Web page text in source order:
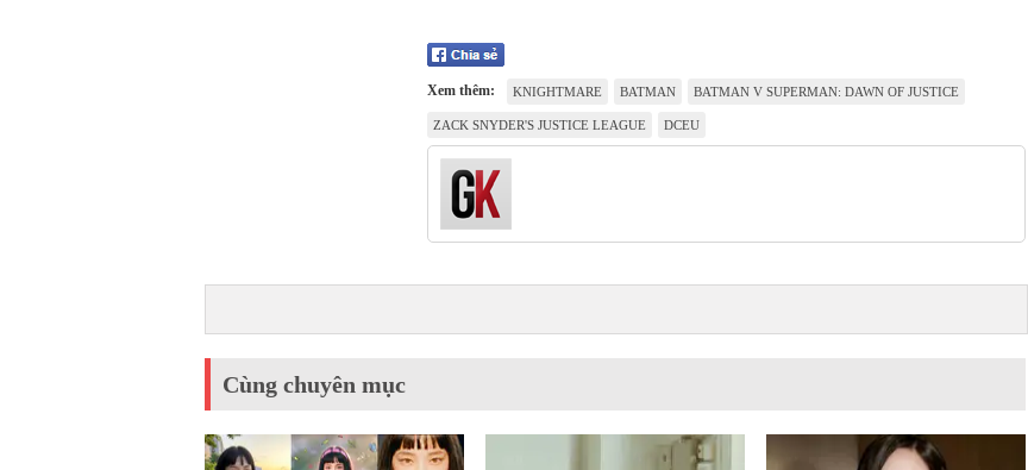
Xem thêm: KNIGHTMARE BATMAN BATMAN V SUPERMAN: DAWN OF JUSTICE
ZACK SNYDER'S JUSTICE LEAGUE DCEU
Cùng chuyên mục